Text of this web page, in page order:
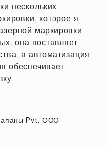
нескольких
которое я
маркировки
она поставляет
а автоматизация
обеспечивает
Pvt. ООО